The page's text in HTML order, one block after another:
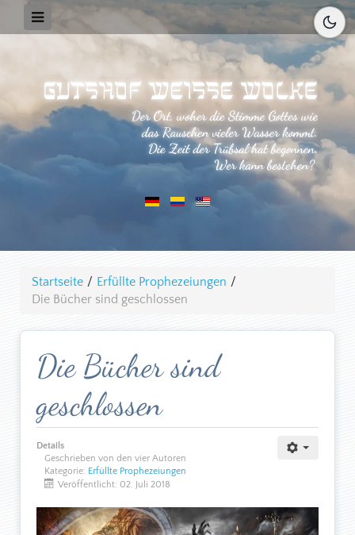
Startseite / Erfüllte Prophezeiungen /
Die Bücher sind geschlossen
Die Bücher sind
geschlossen
Details
Geschrieben von den vier Autoren
Kategorie: Erfüllte Prophezeiungen
Veröffentlicht: 02. Juli 2018